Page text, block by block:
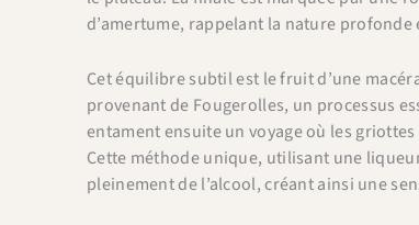
d’amertume, rappelant la nature profonde
Cet équilibre subtil est le fruit d’une
provenant de Fougerolles, un processus
entament ensuite un voyage où les
Cette méthode unique, utilisant une
pleinement de l’alcool, créant ainsi une
Profitez de -10%
abonnements,
Copiez le code ci-
"Code promo" de